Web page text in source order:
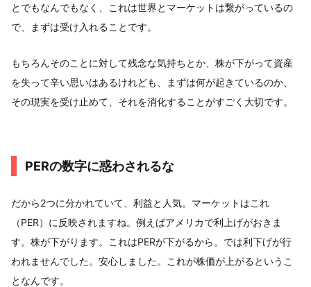
とでもなんでもなく、これは世界とマーケットは繋がっているの
で、まずは受け入れることです。
もちろんそのことに対して残念な気持ちとか、株が下がって資産
を失って辛い思いはあるけれども、まずは何が起きているのか、
その現実を受け止めて、それを消化することがすごく大切です。
PERの数字に惑わされるな
だから2つに分かれていて、利益と人気。マーケットはこれ
（PER）に反映されますね。例えばアメリカで利上げがおきま
す。株が下がります。これはPERが下がるから。では利下げが行
われませんでした。安心しました。これが株価が上がるというこ
となんです。